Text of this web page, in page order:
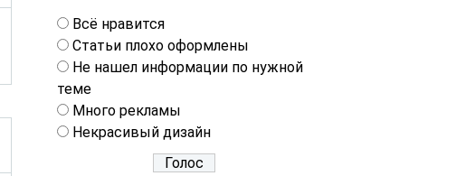
Всё нравится
Статьи плохо оформлены
Не нашел информации по нужной
теме
Много рекламы
Некрасивый дизайн